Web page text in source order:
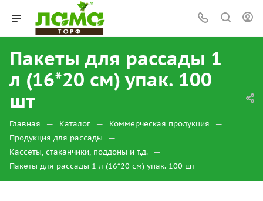
Пакеты для рассады 1
л (16*20 см) упак. 100
шт
Главная — Каталог — Коммерческая продукция —
Продукция для рассады —
Кассеты, стаканчики, поддоны и т.д. —
Пакеты для рассады 1 л (16*20 см) упак. 100 шт